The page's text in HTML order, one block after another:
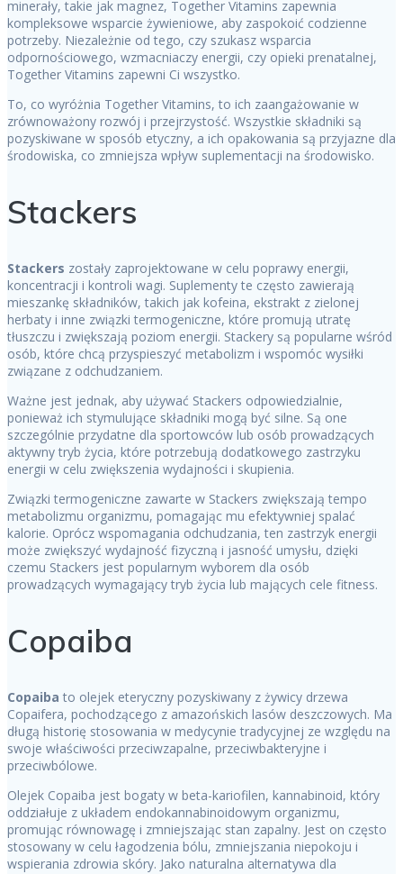
minerały, takie jak magnez, Together Vitamins zapewnia
kompleksowe wsparcie żywieniowe, aby zaspokoić codzienne
potrzeby. Niezależnie od tego, czy szukasz wsparcia
odpornościowego, wzmacniaczy energii, czy opieki prenatalnej,
Together Vitamins zapewni Ci wszystko.
To, co wyróżnia Together Vitamins, to ich zaangażowanie w
zrównoważony rozwój i przejrzystość. Wszystkie składniki są
pozyskiwane w sposób etyczny, a ich opakowania są przyjazne dla
środowiska, co zmniejsza wpływ suplementacji na środowisko.
Stackers
Stackers zostały zaprojektowane w celu poprawy energii,
koncentracji i kontroli wagi. Suplementy te często zawierają
mieszankę składników, takich jak kofeina, ekstrakt z zielonej
herbaty i inne związki termogeniczne, które promują utratę
tłuszczu i zwiększają poziom energii. Stackery są popularne wśród
osób, które chcą przyspieszyć metabolizm i wspomóc wysiłki
związane z odchudzaniem.
Ważne jest jednak, aby używać Stackers odpowiedzialnie,
ponieważ ich stymulujące składniki mogą być silne. Są one
szczególnie przydatne dla sportowców lub osób prowadzących
aktywny tryb życia, które potrzebują dodatkowego zastrzyku
energii w celu zwiększenia wydajności i skupienia.
Związki termogeniczne zawarte w Stackers zwiększają tempo
metabolizmu organizmu, pomagając mu efektywniej spalać
kalorie. Oprócz wspomagania odchudzania, ten zastrzyk energii
może zwiększyć wydajność fizyczną i jasność umysłu, dzięki
czemu Stackers jest popularnym wyborem dla osób
prowadzących wymagający tryb życia lub mających cele fitness.
Copaiba
Copaiba to olejek eteryczny pozyskiwany z żywicy drzewa
Copaifera, pochodzącego z amazońskich lasów deszczowych. Ma
długą historię stosowania w medycynie tradycyjnej ze względu na
swoje właściwości przeciwzapalne, przeciwbakteryjne i
przeciwbólowe.
Olejek Copaiba jest bogaty w beta-kariofilen, kannabinoid, który
oddziałuje z układem endokannabinoidowym organizmu,
promując równowagę i zmniejszając stan zapalny. Jest on często
stosowany w celu łagodzenia bólu, zmniejszania niepokoju i
wspierania zdrowia skóry. Jako naturalna alternatywa dla